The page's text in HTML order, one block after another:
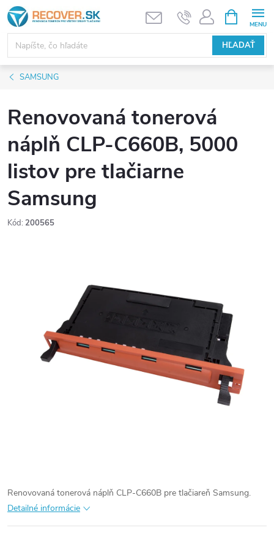
Prejsť
na
obsah
HĽADAŤ
KOŠÍK
SAMSUNG
Renovovaná tonerová
náplň CLP-C660B, 5000
listov pre tlačiarne
Samsung
Kód: 200565
Renovovaná tonerová náplň CLP-C660B pre tlačiareň Samsung.
Detailné informácie